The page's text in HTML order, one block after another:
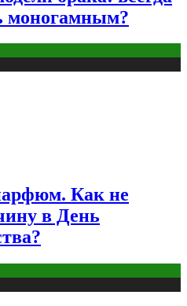
моногамным?
Как не
в День